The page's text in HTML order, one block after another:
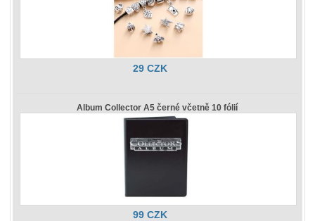
29 CZK
Album Collector A5 černé včetně 10 fólií
99 CZK